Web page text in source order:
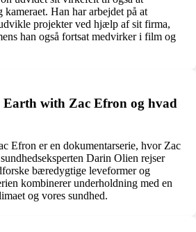
Han har arbejdet på at
projekter ved hjælp af sit firma,
han også fortsat medvirker i film og
with Zac Efron og hvad
Efron er en dokumentarserie, hvor Zac
Darin Olien rejser
bæredygtige leveformer og
kombinerer underholdning med en
og vores sundhed.